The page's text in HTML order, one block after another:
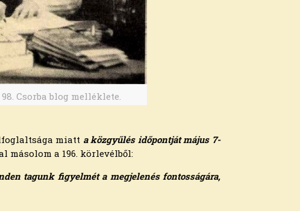
Csorba blog melléklete.
miatt a közgyűlés időpontját május 7-
másolom a 196. körlevélből:
tagunk figyelmét a megjelenés fontosságára,